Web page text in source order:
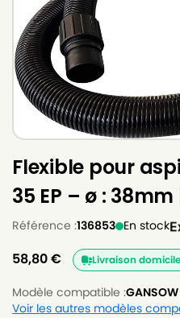
Flexible pour
35 EP – ø :
Référence :136853 En stock
58,80€ Livraison
Modèle compatible :GANSOW
Voir les autres modèles